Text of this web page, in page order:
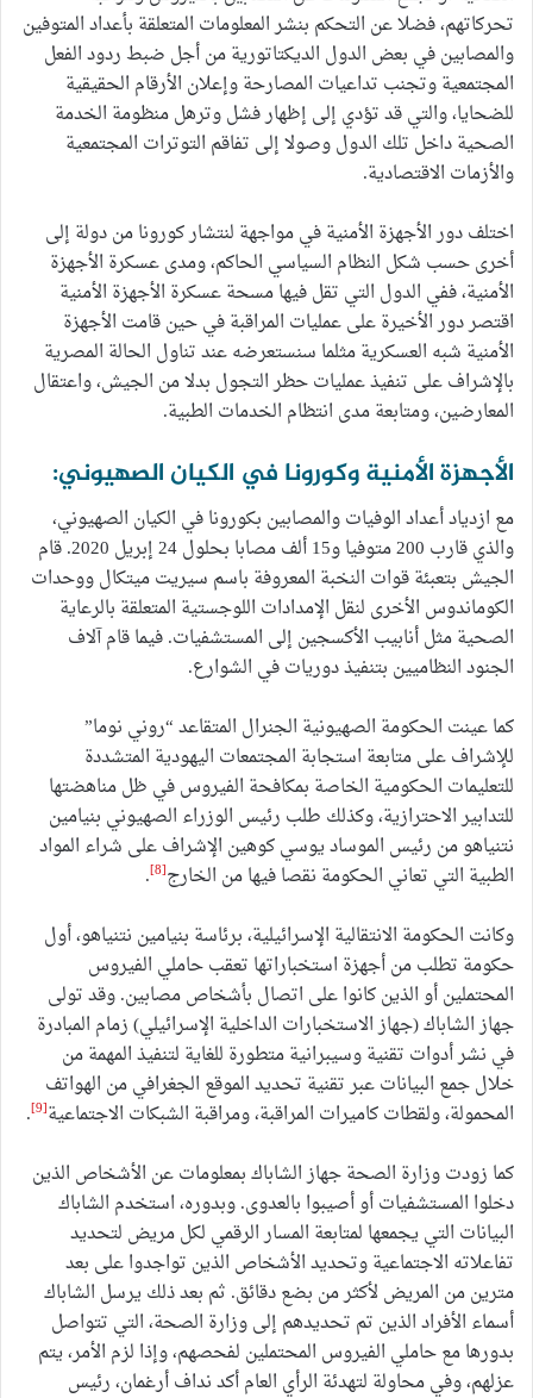
تحركاتهم، فضلا عن التحكم بنشر المعلومات المتعلقة بأعداد المتوفين
والمصابين في بعض الدول الديكتاتورية من أجل ضبط ردود الفعل
المجتمعية وتجنب تداعيات المصارحة وإعلان الأرقام الحقيقية
للضحايا، والتي قد تؤدي إلى إظهار فشل وترهل منظومة الخدمة
الصحية داخل تلك الدول وصولا إلى تفاقم التوترات المجتمعية
والأزمات الاقتصادية.
اختلف دور الأجهزة الأمنية في مواجهة لنتشار كورونا من دولة إلى
أخرى حسب شكل النظام السياسي الحاكم، ومدى عسكرة الأجهزة
الأمنية، ففي الدول التي تقل فيها مسحة عسكرة الأجهزة الأمنية
اقتصر دور الأخيرة على عمليات المراقبة في حين قامت الأجهزة
الأمنية شبه العسكرية مثلما سنستعرضه عند تناول الحالة المصرية
بالإشراف على تنفيذ عمليات حظر التجول بدلا من الجيش، واعتقال
المعارضين، ومتابعة مدى انتظام الخدمات الطبية.
الأجهزة الأمنية وكورونا في الكيان الصهيوني:
مع ازدياد أعداد الوفيات والمصابين بكورونا في الكيان الصهيوني،
والذي قارب 200 متوفيا و15 ألف مصابا بحلول 24 إبريل 2020. قام
الجيش بتعبئة قوات النخبة المعروفة باسم سيريت ميتكال ووحدات
الكوماندوس الأخرى لنقل الإمدادات اللوجستية المتعلقة بالرعاية
الصحية مثل أنابيب الأكسجين إلى المستشفيات. فيما قام آلاف
الجنود النظاميين بتنفيذ دوريات في الشوارع.
كما عينت الحكومة الصهيونية الجنرال المتقاعد “روني نوما”
للإشراف على متابعة استجابة المجتمعات اليهودية المتشددة
للتعليمات الحكومية الخاصة بمكافحة الفيروس في ظل مناهضتها
للتدابير الاحترازية، وكذلك طلب رئيس الوزراء الصهيوني بنيامين
نتنياهو من رئيس الموساد يوسي كوهين الإشراف على شراء المواد
الطبية التي تعاني الحكومة نقصا فيها من الخارج[8]
.
وكانت الحكومة الانتقالية الإسرائيلية، برئاسة بنيامين نتنياهو، أول
حكومة تطلب من أجهزة استخباراتها تعقب حاملي الفيروس
المحتملين أو الذين كانوا على اتصال بأشخاص مصابين. وقد تولى
جهاز الشاباك (جهاز الاستخبارات الداخلية الإسرائيلي) زمام المبادرة
في نشر أدوات تقنية وسيبرانية متطورة للغاية لتنفيذ المهمة من
خلال جمع البيانات عبر تقنية تحديد الموقع الجغرافي من الهواتف
المحمولة، ولقطات كاميرات المراقبة، ومراقبة الشبكات الاجتماعية[9]
.
كما زودت وزارة الصحة جهاز الشاباك بمعلومات عن الأشخاص الذين
دخلوا المستشفيات أو أصيبوا بالعدوى. وبدوره، استخدم الشاباك
البيانات التي يجمعها لمتابعة المسار الرقمي لكل مريض لتحديد
تفاعلاته الاجتماعية وتحديد الأشخاص الذين تواجدوا على بعد
مترين من المريض لأكثر من بضع دقائق. ثم بعد ذلك يرسل الشاباك
أسماء الأفراد الذين تم تحديدهم إلى وزارة الصحة، التي تتواصل
بدورها مع حاملي الفيروس المحتملين لفحصهم، وإذا لزم الأمر، يتم
عزلهم، وفي محاولة لتهدئة الرأي العام أكد نداف أرغمان، رئيس